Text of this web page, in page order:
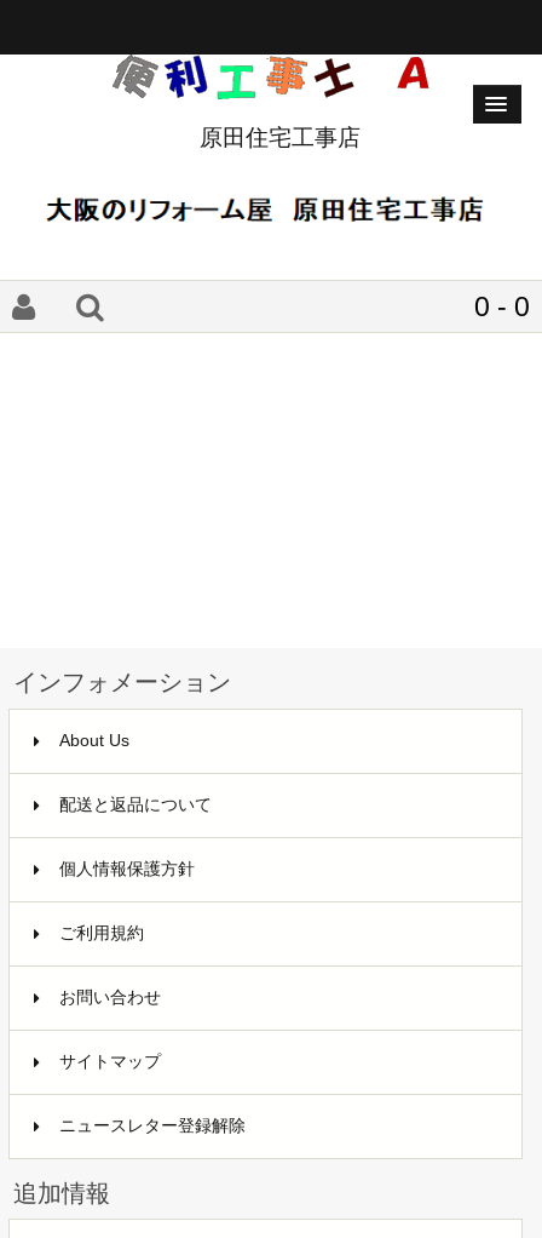
原田住宅工事店
0 - 0
インフォメーション
About Us
配送と返品について
個人情報保護方針
ご利用規約
お問い合わせ
サイトマップ
ニュースレター登録解除
追加情報